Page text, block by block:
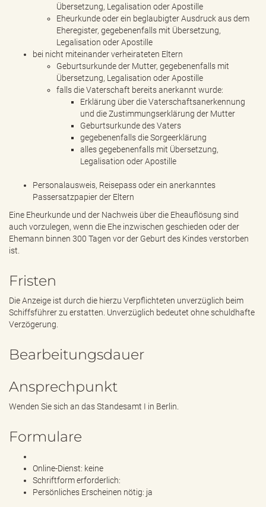
Übersetzung, Legalisation oder Apostille
Eheurkunde oder ein beglaubigter Ausdruck aus dem
Eheregister, gegebenenfalls mit Übersetzung,
Legalisation oder Apostille
bei nicht miteinander verheirateten Eltern
Geburtsurkunde der Mutter, gegebenenfalls mit
Übersetzung, Legalisation oder Apostille
falls die Vaterschaft bereits anerkannt wurde:
Erklärung über die Vaterschaftsanerkennung
und die Zustimmungserklärung der Mutter
Geburtsurkunde des Vaters
gegebenenfalls die Sorgeerklärung
alles gegebenenfalls mit Übersetzung,
Legalisation oder Apostille
Personalausweis, Reisepass oder ein anerkanntes
Passersatzpapier der Eltern
Eine Eheurkunde und der Nachweis über die Eheauflösung sind
auch vorzulegen, wenn die Ehe inzwischen geschieden oder der
Ehemann binnen 300 Tagen vor der Geburt des Kindes verstorben
ist.
Fristen
Die Anzeige ist durch die hierzu Verpflichteten unverzüglich beim
Schiffsführer zu erstatten. Unverzüglich bedeutet ohne schuldhafte
Verzögerung.
Bearbeitungsdauer
Ansprechpunkt
Wenden Sie sich an das Standesamt I in Berlin.
Formulare
Online-Dienst: keine
Schriftform erforderlich:
Persönliches Erscheinen nötig: ja